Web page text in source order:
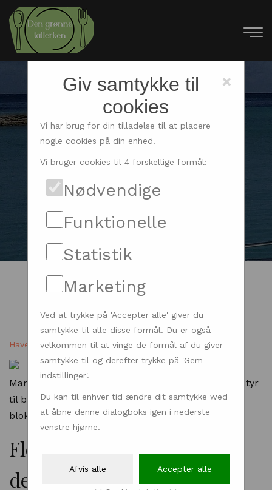
Petroleumslampe og
Harken blokke i høj
kvalitet forhandles hos
Marinebutikken
Have & Natur | Dengrønnetallerken.dk - 26.07.2022
Marinebutikken har et stort valg af tilbehør og udstyr
til både. Læs mere her, hvis du fx søger Harken
blokke eller en petroleumslampe.
Flotte petroleumslamper
designet til havet
×
Giv samtykke til
cookies
Vi har brug for din tilladelse til at placere
nogle cookies på din enhed.
Vi bruger cookies til 4 forskellige formål:
Nødvendige
Funktionelle
Statistik
Marketing
Ved at trykke på 'Accepter alle' giver du
samtykke til alle disse formål. Du er også
velkommen til at vinge de formål af du giver
samtykke til og derefter trykke på 'Gem
indstillinger'.
Du kan til enhver tid ændre dit samtykke wed
at åbne denne dialogboks igen i nederste
venstre hjørne.
Afvis alle Accepter alle